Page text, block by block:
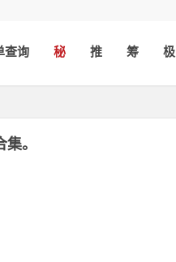
查询 秘 推 筹 极
。